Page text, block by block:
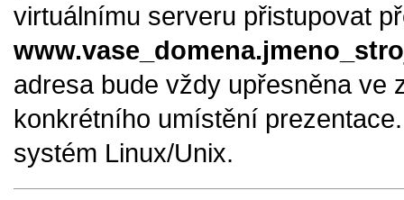
virtuálnímu serveru přistupovat
adresa bude vždy upřesněna ve
konkrétního umístění
systém Linux/Unix.